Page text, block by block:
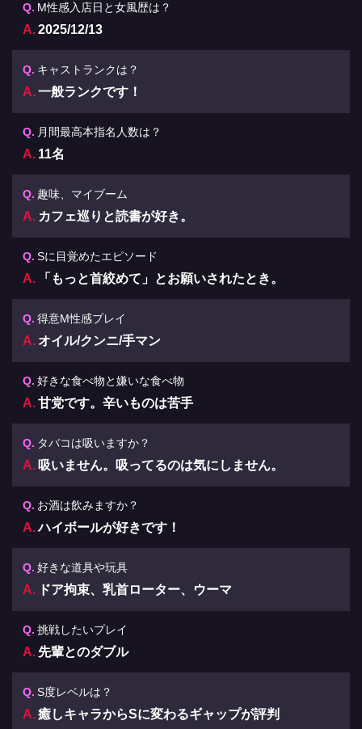
M性感入店日と女風歴は？
2025/12/13
キャストランクは？
一般ランクです！
月間最高本指名人数は？
11名
趣味、マイブーム
カフェ巡りと読書が好き。
Sに目覚めたエピソード
「もっと首絞めて」とお願いされたとき。
得意M性感プレイ
オイル/クンニ/手マン
好きな食べ物と嫌いな食べ物
甘党です。辛いものは苦手
タバコは吸いますか？
吸いません。吸ってるのは気にしません。
お酒は飲みますか？
ハイボールが好きです！
好きな道具や玩具
ドア拘束、乳首ローター、ウーマ
挑戦したいプレイ
先輩とのダブル
S度レベルは？
癒しキャラからSに変わるギャップが評判